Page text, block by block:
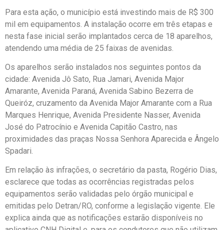
Para esta ação, o município está investindo mais de R$ 300
mil em equipamentos. A instalação ocorre em três etapas e
nesta fase inicial serão implantados cerca de 18 aparelhos,
atendendo uma média de 25 faixas de avenidas.
Os aparelhos serão instalados nos seguintes pontos da
cidade: Avenida Jô Sato, Rua Jamari, Avenida Major
Amarante, Avenida Paraná, Avenida Sabino Bezerra de
Queiróz, cruzamento da Avenida Major Amarante com a Rua
Marques Henrique, Avenida Presidente Nasser, Avenida
José do Patrocínio e Avenida Capitão Castro, nas
proximidades das praças Nossa Senhora Aparecida e Ângelo
Spadari.
Em relação às infrações, o secretário da pasta, Rogério Dias,
esclarece que todas as ocorrências registradas pelos
equipamentos serão validadas pelo órgão municipal e
emitidas pelo Detran/RO, conforme a legislação vigente. Ele
explica ainda que as notificações estarão disponíveis no